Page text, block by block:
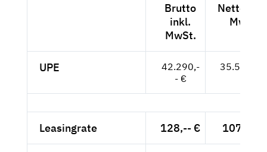
Brutto
inkl.
MwSt.
Netto
MwSt.
UPE
42.290,-
- €
35.538,--
Leasingrate 128,-- € 107,56 €